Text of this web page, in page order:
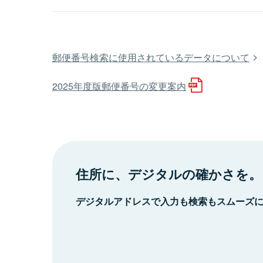
郵便番号検索に使用されているデータについて
2025年度版郵便番号の変更案内
住所に、デジタルの確かさを。
デジタルアドレスで入力も検索もスムーズ